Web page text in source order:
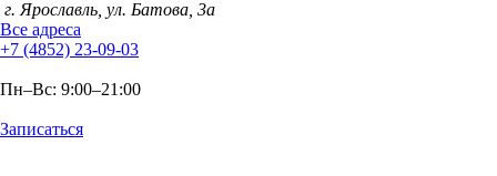
г. Ярославль, ул. Батова, 3а
Все адреса
+7 (4852) 23-09-03
Пн–Вс: 9:00–21:00
Записаться